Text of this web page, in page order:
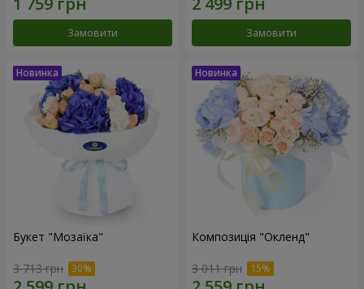
Замовити Замовити
Букет "Мозаїка"
3 713 грн
Композиція "Окленд"
3 011 грн